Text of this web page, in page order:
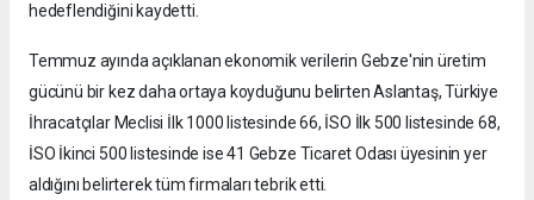
hedeflendiğini kaydetti.
Temmuz ayında açıklanan ekonomik verilerin Gebze'nin üretim
gücünü bir kez daha ortaya koyduğunu belirten Aslantaş, Türkiye
İhracatçılar Meclisi İlk 1000 listesinde 66, İSO İlk 500 listesinde 68,
İSO İkinci 500 listesinde ise 41 Gebze Ticaret Odası üyesinin yer
aldığını belirterek tüm firmaları tebrik etti.